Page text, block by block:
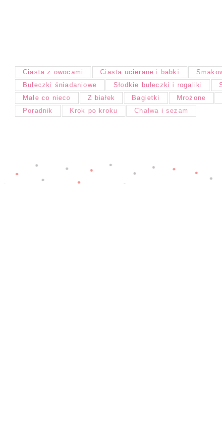
Ciasta z owocami Ciasta ucierane i babki
Bułeczki śniadaniowe
Słodkie bułeczki i rogaliki
Małe co nieco
Z białek Bagietki
Mrożone
Poradnik
Krok po kroku Chałwa i sezam